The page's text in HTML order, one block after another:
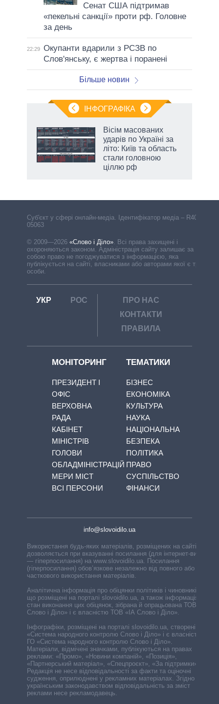
Сенат США підтримав
«пекельні санкції» проти рф. Головне
за день
22:29 Окупанти вдарили з РСЗВ по
Слов'янську, є жертва і поранені
Більше новин
ІНФОГРАФІКА
Вісім масованих
ударів по Україні за
літо: Київ та область
стали головною
ціллю рф
Cуб'єкт у сфері онлайн-медіа. Ідентифікатор медіа – R40-
05063
© 2009—2026 «Слово і Діло» Всі права захищені і
охороняються законом. Адміністрація сайту залишає за
собою право не погоджуватися з інформацією, яка
публікується на сайті, власниками або авторами якої є треті
особи.
УКР РОС
ПРО НАС
КОНТАКТИ
ПРАВИЛА
МОНІТОРИНГ
ПРЕЗИДЕНТ І
ОФІС
ВЕРХОВНА
РАДА
КАБІНЕТ
МІНІСТРІВ
ГОЛОВИ
ОБЛАДМІНІСТРАЦІЙ
МЕРИ МІСТ
ВСІ ПЕРСОНИ
ТЕМАТИКИ
БІЗНЕС
ЕКОНОМІКА
КУЛЬТУРА
НАУКА
НАЦІОНАЛЬНА
БЕЗПЕКА
ПОЛІТИКА
ПРАВО
СУСПІЛЬСТВО
ФІНАНСИ
info@slovoidilo.ua
Використання будь-яких матеріалів, розміщених на сайті,
дозволяється при вказуванні посилання (для інтернет-видань
— гіперпосилання) на www.slovoidilo.ua. Посилання
(гіперпосилання) обов’язкове незалежно від повного або
часткового використання матеріалів.
Аналітична інформація про обіцянки політиків і чиновників,
що розміщені на порталі slovoidilo.ua, а також інформація про
стан виконання цих обіцянок, зібрана й опрацьована ТОВ «ІА
Слово і Діло» і є власністю ТОВ «ІА Слово і Діло».
Інфографіки, розміщені на порталі slovoidilo.ua, створені ГО
«Система народного контролю Слово і Діло» і є власністю
ГО «Система народного контролю Слово і Діло».
Матеріали, відмічені значками, публікуються на правах
реклами: «Промо», «Новини компаній», «Позиція»,
«Партнерський матеріал», «Спецпроєкт», «За підтримки».
Редакція не несе відповідальності за факти та оціночні
судження, оприлюднені у рекламних матеріалах. Згідно з
українським законодавством відповідальність за зміст
реклами несе рекламодавець.